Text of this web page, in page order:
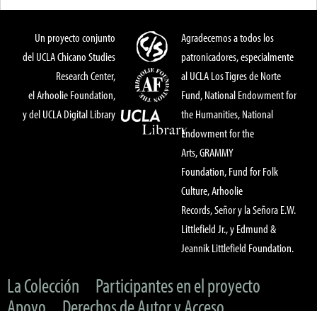
Un proyecto conjunto
del UCLA Chicano Studies
Research Center,
el Arhoolie Foundation,
y del UCLA Digital Library
Agradecemos a todos los
patronicadores, especialmente
al UCLA Los Tigres de Norte
Fund, National Endowment for
the Humanities, National
Endowment for the
Arts, GRAMMY
Foundation, Fund for Folk
Culture, Arhoolie
Records, Señor y la Señora E.W.
Littlefield Jr., y Edmund &
Jeannik Littlefield Foundation.
La Colección
Participantes en el proyecto